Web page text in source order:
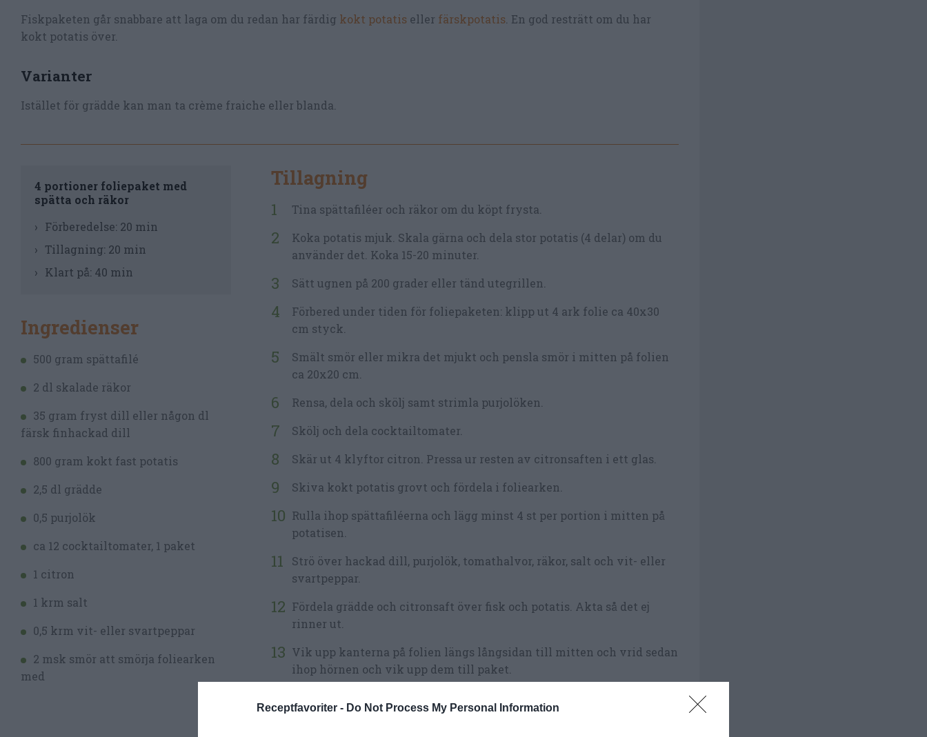
Receptfavoriter - Do Not Process My Personal Information
Fiskpaketen går snabbare att laga om du redan har färdig kokt potatis eller färskpotatis . En god resträtt om du har
kokt potatis över.
Varianter
Istället för grädde kan man ta crème fraiche eller blanda.
4 portioner foliepaket med
spätta och räkor
Förberedelse: 20 min
Tillagning: 20 min
Klart på: 40 min
Ingredienser
500 gram spättafilé
2 dl skalade räkor
35 gram fryst dill eller någon dl
färsk finhackad dill
800 gram kokt fast potatis
2,5 dl grädde
0,5 purjolök
ca 12 cocktailtomater, 1 paket
1 citron
1 krm salt
0,5 krm vit- eller svartpeppar
2 msk smör att smörja foliearken
med
Tillagning
Tina spättafiléer och räkor om du köpt frysta.
Koka potatis mjuk. Skala gärna och dela stor potatis (4 delar) om du
använder det. Koka 15-20 minuter.
Sätt ugnen på 200 grader eller tänd utegrillen.
Förbered under tiden för foliepaketen: klipp ut 4 ark folie ca 40x30
cm styck.
Smält smör eller mikra det mjukt och pensla smör i mitten på folien
ca 20x20 cm.
Rensa, dela och skölj samt strimla purjolöken.
Skölj och dela cocktailtomater.
Skär ut 4 klyftor citron. Pressa ur resten av citronsaften i ett glas.
Skiva kokt potatis grovt och fördela i foliearken.
Rulla ihop spättafiléerna och lägg minst 4 st per portion i mitten på
potatisen.
Strö över hackad dill, purjolök, tomathalvor, räkor, salt och vit- eller
svartpeppar.
Fördela grädde och citronsaft över fisk och potatis. Akta så det ej
rinner ut.
Vik upp kanterna på folien längs långsidan till mitten och vrid sedan
ihop hörnen och vik upp dem till paket.
Låt de helst stå i en kvart eller 20 minuter.